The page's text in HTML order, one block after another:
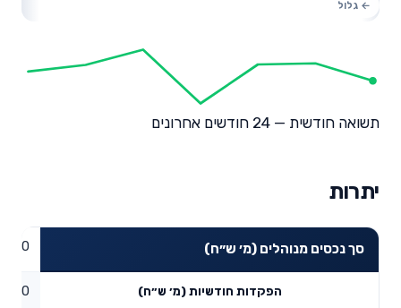
תשואה חודשית — 24 חודשים אחרונים
יתרות
סך נכסים מנוהלים (מ׳ ש״ח) 0
הפקדות חודשיות (מ׳ ש״ח) 0